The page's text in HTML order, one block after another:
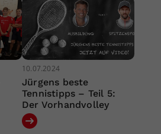
10.07.2024
Jürgens beste
Tennistipps – Teil 5:
Der Vorhandvolley